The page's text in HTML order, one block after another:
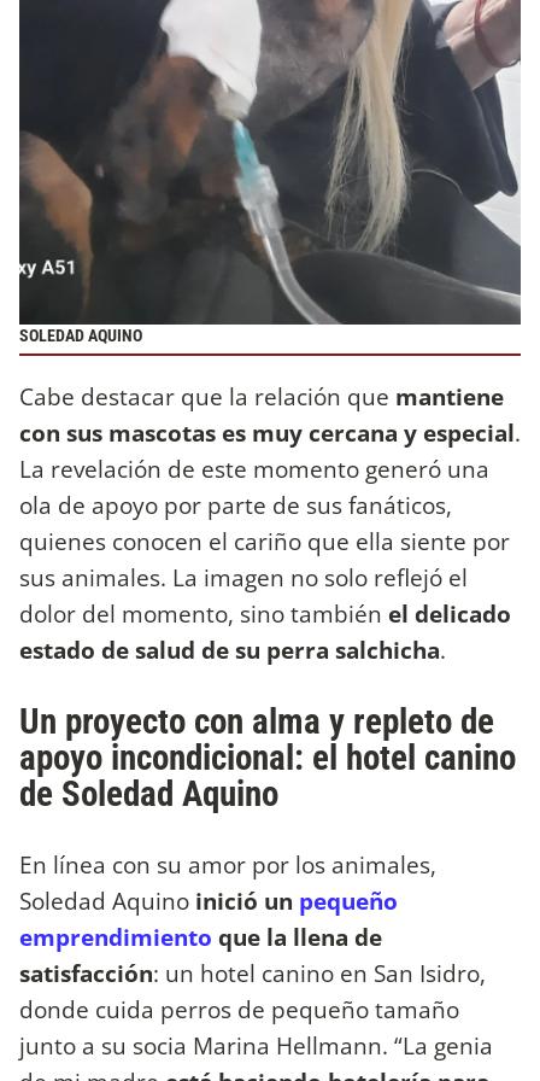
SOLEDAD AQUINO
Cabe destacar que la relación que mantiene
con sus mascotas es muy cercana y especial.
La revelación de este momento generó una
ola de apoyo por parte de sus fanáticos,
quienes conocen el cariño que ella siente por
sus animales. La imagen no solo reflejó el
dolor del momento, sino también el delicado
estado de salud de su perra salchicha.
Un proyecto con alma y repleto de
apoyo incondicional: el hotel canino
de Soledad Aquino
En línea con su amor por los animales,
Soledad Aquino inició un pequeño
emprendimiento que la llena de
satisfacción: un hotel canino en San Isidro,
donde cuida perros de pequeño tamaño
junto a su socia Marina Hellmann. “La genia